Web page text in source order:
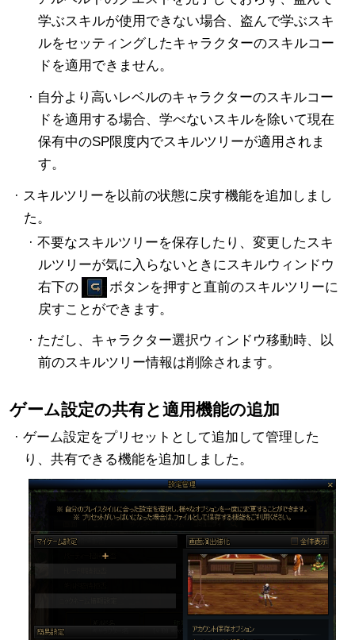
学ぶスキルが使用できない場合、盗んで学ぶスキ
ルをセッティングしたキャラクターのスキルコー
ドを適用できません。
· 自分より高いレベルのキャラクターのスキルコー
ドを適用する場合、学べないスキルを除いて現在
保有中のSP限度内でスキルツリーが適用されま
す。
· スキルツリーを以前の状態に戻す機能を追加しまし
た。
· 不要なスキルツリーを保存したり、変更したスキ
ルツリーが気に入らないときにスキルウィンドウ
右下の
ボタンを押すと直前のスキルツリーに
戻すことができます。
· ただし、キャラクター選択ウィンドウ移動時、以
前のスキルツリー情報は削除されます。
ゲーム設定の共有と適用機能の追加
· ゲーム設定をプリセットとして追加して管理した
り、共有できる機能を追加しました。